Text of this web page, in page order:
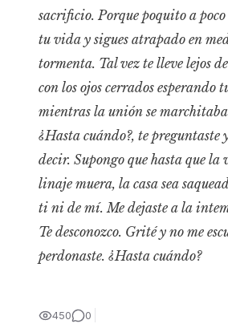
sacrificio. Porque poquito a poco
tu vida y sigues atrapado en
tormenta. Tal vez te lleve lejos
con los ojos cerrados esperando
mientras la unión se marchitaba
¿Hasta cuándo?, te preguntaste
decir. Supongo que hasta que la
linaje muera, la casa sea
ti ni de mí. Me dejaste a la
Te desconozco. Grité y no me
perdonaste. ¿Hasta cuándo?
450 0